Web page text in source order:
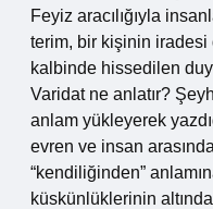
Feyiz aracılığıyla
terim, bir kişinin iradesi
kalbinde hissedilen
Varidat ne anlatır?
anlam yükleyerek
evren ve insan
“kendiliğinden”
küskünlüklerinin